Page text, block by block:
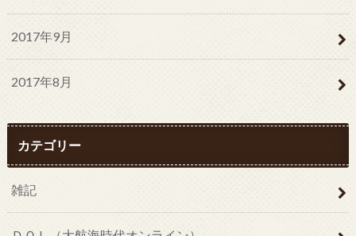
2017年9月
2017年8月
カテゴリー
雑記